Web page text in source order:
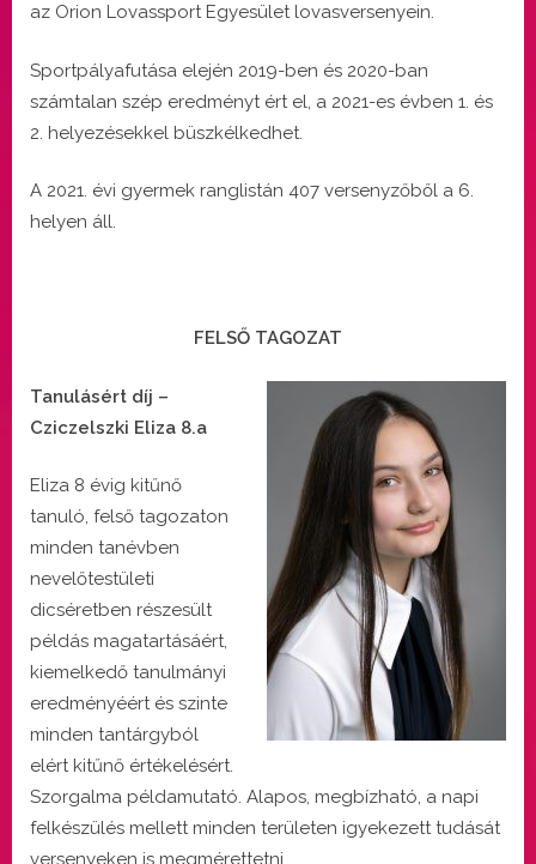
az Orion Lovassport Egyesület lovasversenyein.
Sportpályafutása elején 2019-ben és 2020-ban
számtalan szép eredményt ért el, a 2021-es évben 1. és
2. helyezésekkel büszkélkedhet.
A 2021. évi gyermek ranglistán 407 versenyzőből a 6.
helyen áll.
FELSŐ TAGOZAT
Tanulásért díj –
Cziczelszki Eliza 8.a
Eliza 8 évig kitűnő
tanuló, felső tagozaton
minden tanévben
nevelőtestületi
dicséretben részesült
példás magatartásáért,
kiemelkedő tanulmányi
eredményéért és szinte
minden tantárgyból
elért kitűnő értékelésért.
Szorgalma példamutató. Alapos, megbízható, a napi
felkészülés mellett minden területen igyekezett tudását